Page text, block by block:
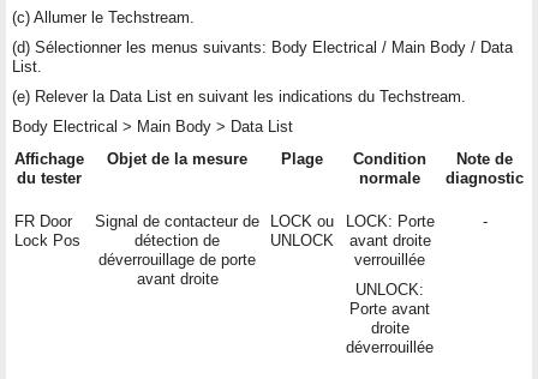
(c) Allumer le Techstream.
(d) Sélectionner les menus suivants: Body Electrical / Main Body / Data
List.
(e) Relever la Data List en suivant les indications du Techstream.
Body Electrical > Main Body > Data List
Affichage
du tester
Objet de la mesure Plage
Condition
normale
Note de
diagnostic
FR Door
Lock Pos
Signal de contacteur de
détection de
déverrouillage de porte
avant droite
LOCK ou
UNLOCK
LOCK: Porte
avant droite
verrouillée
UNLOCK:
Porte avant
droite
déverrouillée
-